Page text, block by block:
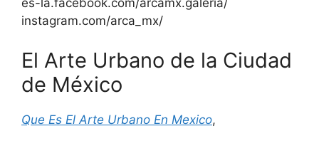
es-la.facebook.com/arcamx.galeria/
instagram.com/arca_mx/
El Arte Urbano de la Ciudad
de México
Que Es El Arte Urbano En Mexico,